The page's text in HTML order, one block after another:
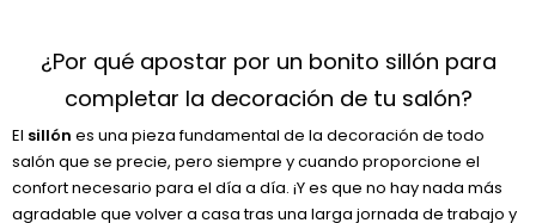
¿Por qué apostar por un bonito sillón para
completar la decoración de tu salón?
El sillón es una pieza fundamental de la decoración de todo
salón que se precie, pero siempre y cuando proporcione el
confort necesario para el día a día. ¡Y es que no hay nada más
agradable que volver a casa tras una larga jornada de trabajo y